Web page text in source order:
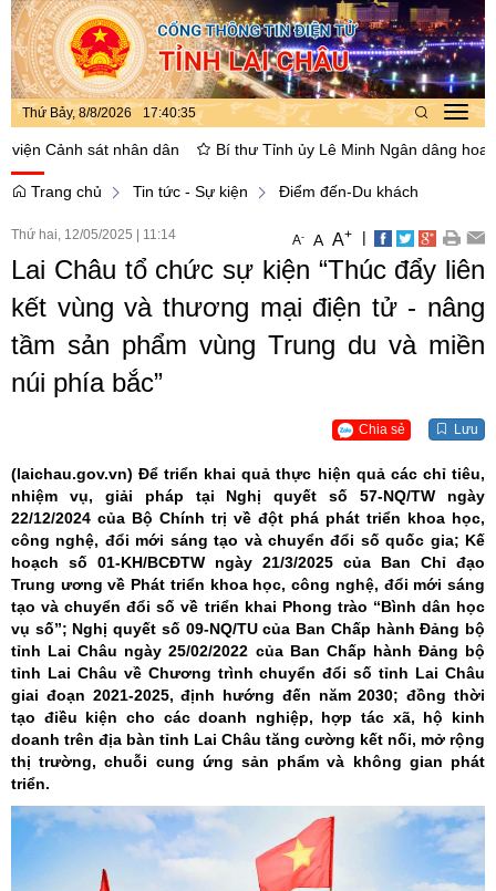
Thứ Bảy, 8/8/2026 17:40:36
Cảnh sát nhân dân Bí thư Tỉnh ủy Lê Minh Ngân dâng hoa,
Trang chủ Tin tức - Sự kiện Điểm đến-Du khách
Thứ hai, 12/05/2025 11:14 A- A A+ |
Lai Châu tổ chức sự kiện “Thúc đẩy liên
kết vùng và thương mại điện tử - nâng
tầm sản phẩm vùng Trung du và miền
núi phía bắc”
Chia sẻ Lưu
(laichau.gov.vn) Để triển khai quả thực hiện quả các chỉ tiêu,
nhiệm vụ, giải pháp tại Nghị quyết số 57-NQ/TW ngày
22/12/2024 của Bộ Chính trị về đột phá phát triển khoa học,
công nghệ, đổi mới sáng tạo và chuyển đổi số quốc gia; Kế
hoạch số 01-KH/BCĐTW ngày 21/3/2025 của Ban Chỉ đạo
Trung ương về Phát triển khoa học, công nghệ, đổi mới sáng
tạo và chuyển đổi số về triển khai Phong trào “Bình dân học
vụ số”; Nghị quyết số 09-NQ/TU của Ban Chấp hành Đảng bộ
tỉnh Lai Châu ngày 25/02/2022 của Ban Chấp hành Đảng bộ
tỉnh Lai Châu về Chương trình chuyển đổi số tỉnh Lai Châu
giai đoạn 2021-2025, định hướng đến năm 2030; đồng thời
tạo điều kiện cho các doanh nghiệp, hợp tác xã, hộ kinh
doanh trên địa bàn tỉnh Lai Châu tăng cường kết nối, mở rộng
thị trường, chuỗi cung ứng sản phẩm và không gian phát
triển.